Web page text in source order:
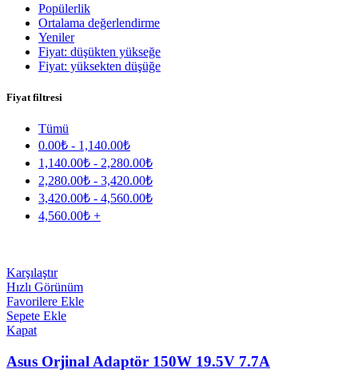
Popülerlik
Ortalama değerlendirme
Yeniler
Fiyat: düşükten yükseğe
Fiyat: yüksekten düşüğe
Fiyat filtresi
Tümü
0.00₺ - 1,140.00₺
1,140.00₺ - 2,280.00₺
2,280.00₺ - 3,420.00₺
3,420.00₺ - 4,560.00₺
4,560.00₺ +
Karşılaştır
Hızlı Görünüm
Favorilere Ekle
Sepete Ekle
Kapat
Asus Orjinal Adaptör 150W 19.5V 7.7A